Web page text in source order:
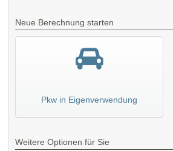
Neue Berechnung starten
Pkw in Eigenverwendung
Weitere Optionen für Sie